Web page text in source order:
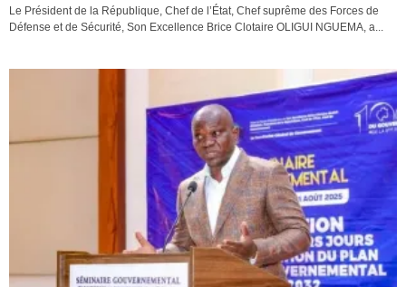
Le Président de la République, Chef de l’État, Chef suprême des Forces de
Défense et de Sécurité, Son Excellence Brice Clotaire OLIGUI NGUEMA, a...